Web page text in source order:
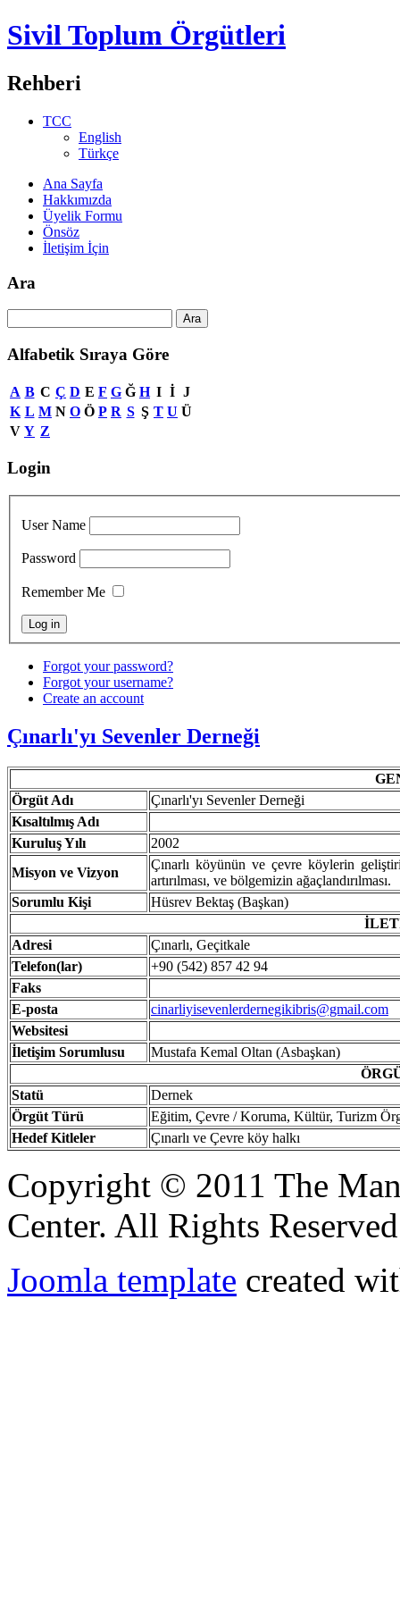
Sivil Toplum Örgütleri
Rehberi
TCC
English
Türkçe
Ana Sayfa
Hakkımızda
Üyelik Formu
Önsöz
İletişim İçin
Ara
Alfabetik Sıraya Göre
A B C Ç D E F G Ğ H I İ J
K L M N O Ö P R S Ş T U Ü
V Y Z
Login
User Name
Password
Remember Me
Forgot your password?
Forgot your username?
Create an account
Çınarlı'yı Sevenler Derneği
Örgüt Adı
Çınarlı'yı Sevenler Derneği
Kısaltılmış Adı
KuruluşYılı
2002
Misyon ve Vizyon
Çınarlı köyünün ve çevre köylerin
artırılması, ve bölgemizin ağaçlandırılması.
Sorumlu Kişi
Hüsrev Bektaş (Başkan)
Adresi
Çınarlı, Geçitkale
Telefon(lar)
+90 (542) 857 42 94
Faks
E-posta
cinarliyisevenlerdernegikibris@gmail.com
Websitesi
İletişim Sorumlusu
Mustafa Kemal Oltan (Asbaşkan)
Statü
Dernek
Örgüt Türü
Eğitim, Çevre / Koruma, Kültür, Turizm
HedefKitleler Çınarlı ve Çevre köy halkı
Copyright © 2011 The
Center. All Rights
Joomla template created